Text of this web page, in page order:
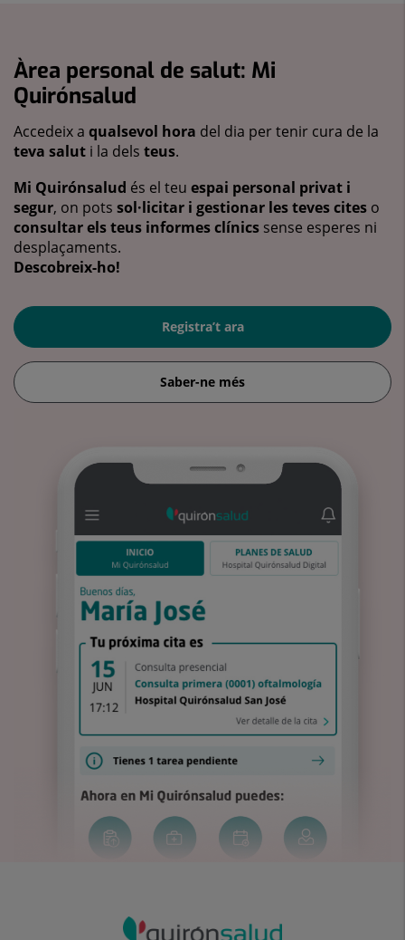
Àrea personal de salut: Mi
Quirónsalud
Accedeix a qualsevol hora del dia per tenir cura de la
teva salut i la dels teus.
Mi Quirónsalud és el teu espai personal privat i
segur, on pots sol·licitar i gestionar les teves cites o
consultar els teus informes clínics sense esperes ni
desplaçaments.
Descobreix-ho!
Registra’t ara
Saber-ne més